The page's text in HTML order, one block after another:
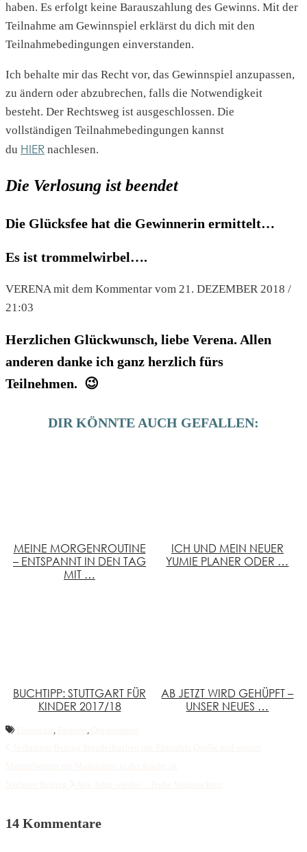
haben. Es erfolgt keine Barauszahlung des Gewinns. Mit der
Teilnahme am Gewinnspiel erklärst du dich mit den
Teilnahmebedingungen einverstanden.
Ich behalte mir das Recht vor, das Gewinnspiel anzupassen,
zu ändern oder abzubrechen, falls die Notwendigkeit
besteht. Der Rechtsweg ist ausgeschlossen. Die
vollständigen Teilnahmebedingungen kannst
du HIER nachlesen.
Die Verlosung ist beendet
Die Glücksfee hat die Gewinnerin ermittelt…
Es ist trommelwirbel….
VERENA mit dem Kommentar vom 21. DEZEMBER 2018 /
21:03
Herzlichen Glückwunsch, liebe Verena. Allen
anderen danke ich ganz herzlich fürs
Teilnehmen. 😉
DIR KÖNNTE AUCH GEFALLEN:
MEINE MORGENROUTINE
– ENTSPANNT IN DEN TAG
MIT …
ICH UND MEIN NEUER
YUMIE PLANER ODER …
BUCHTIPP: STUTTGART FÜR
KINDER 2017/18
AB JETZT WIRD GEHÜPFT –
UNSER NEUES …
14 Kommentare